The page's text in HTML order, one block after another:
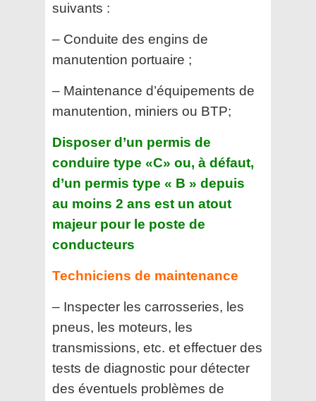
suivants :
– Conduite des engins de
manutention portuaire ;
– Maintenance d’équipements de
manutention, miniers ou BTP;
Disposer d’un permis de
conduire type «C» ou, à défaut,
d’un permis type « B » depuis
au moins 2 ans est un atout
majeur pour le poste de
conducteurs
Techniciens de maintenance
– Inspecter les carrosseries, les
pneus, les moteurs, les
transmissions, etc. et effectuer des
tests de diagnostic pour détecter
des éventuels problèmes de